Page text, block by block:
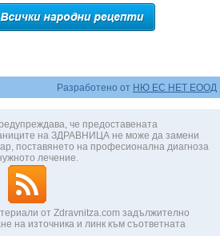
Разработено от НЮ ЕС НЕТ ЕООД
че предоставената
на ЗДРАВНИЦА не може да замени
поставянето на професионална диагноза
лечение.
от Zdravnitza.com задължително
на източника и линк към съответната